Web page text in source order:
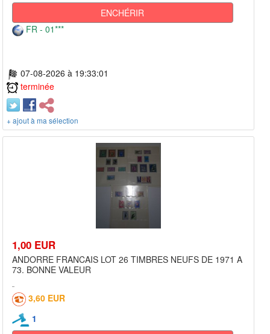
ENCHÉRIR
FR - 01***
07-08-2026 à 19:33:01
terminée
+ ajout à ma sélection
1,00 EUR
ANDORRE FRANCAIS LOT 26 TIMBRES NEUFS DE 1971 A
73. BONNE VALEUR
3,60 EUR
1